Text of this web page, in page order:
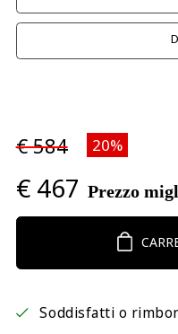
€ 584 20%
€ 467 Prezzo
Soddisfatti o